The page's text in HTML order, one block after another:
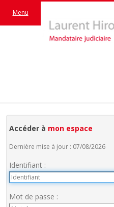
Menu
Accéder à mon espace
Dernière mise à jour : 07/08/2026
Identifiant :
Mot de passe :